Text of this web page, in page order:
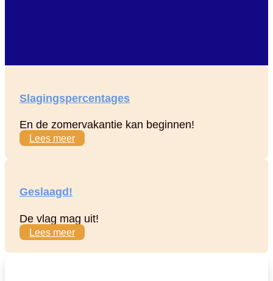
Slagingspercentages
En de zomervakantie kan beginnen!
Lees meer
Geslaagd!
De vlag mag uit!
Lees meer